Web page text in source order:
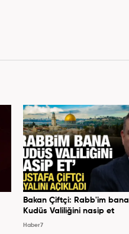
Bakan Çiftçi: Rabb'im bana
Kudüs Valiliğini nasip et
Haber7